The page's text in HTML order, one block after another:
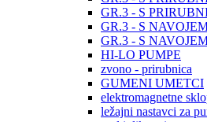
GR.3 - S
GR.3 - S
GR.3 - S
HI-LO PUMPE
zvono - prirubnica
GUMENI UMETCI
elektromagnetne
ležajni nastavci za